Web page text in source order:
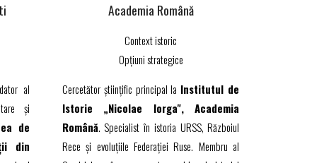
al
și
de
din
Academia Română
Context istoric
Opțiuni strategice
Cercetător științific principal la Institutul de
Istorie „Nicolae Iorga", Academia
Română. Specialist în istoria URSS, Războiul
Rece și evoluțiile Federației Ruse. Membru al